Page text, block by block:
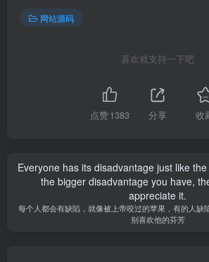
网站源码
喜欢就支持一下吧
点赞1383 分享 收
Everyone has its disadvantage just like
the bigger disadvantage you have,
appreciate it.
每个人都会有缺陷，就像被上帝咬过的苹果，有的人缺
别喜欢他的芬芳